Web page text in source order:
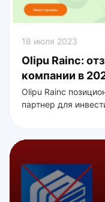
18 июля 2023
Olipu Rainc:
компании в
Olipu Rainc
партнер для